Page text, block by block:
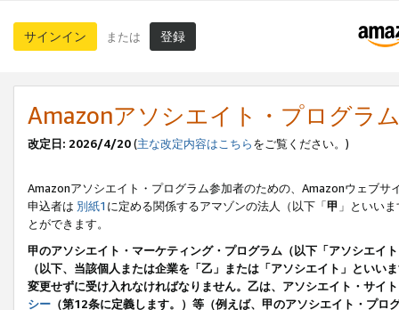
サインイン または 登録
Amazonアソシエイト・プログラ
改定日: 2026/4/20(主な改定内容はこちらをご覧ください。)
Amazonアソシエイト・プログラム参加者のための、Amazonウェブサ
申込者は 別紙1 に定める関係するアマゾンの法人（以下「甲 」といい
とができます。
甲のアソシエイト・マーケティング・プログラム（以下「アソシエイ
（以下、当該個人または企業を「乙」または「アソシエイト」とい
変更せずに受け入れなければなりません。乙は、アソシエイト・サイ
シー （第12条に定義します。）等（例えば、甲のアソシエイト・プ